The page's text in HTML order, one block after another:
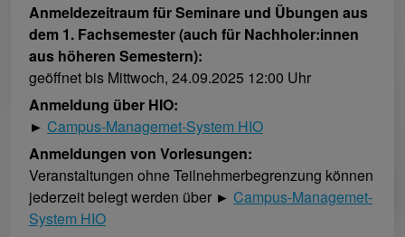
Anmeldezeitraum für Seminare und Übungen aus
dem 1. Fachsemester (auch für Nachholer:innen
aus höheren Semestern):
geöffnet bis Mittwoch, 24.09.2025 12:00 Uhr
Anmeldung über HIO:
► Campus-Managemet-System HIO
Anmeldungen von Vorlesungen:
Veranstaltungen ohne Teilnehmerbegrenzung können
jederzeit belegt werden über ► Campus-Managemet-
System HIO